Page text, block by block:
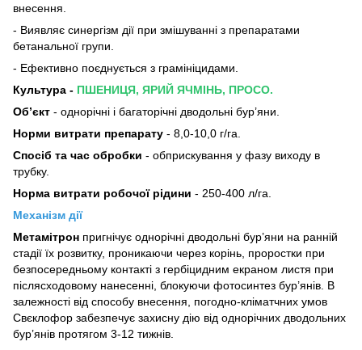
внесення.
- Виявляє синергізм дії при змішуванні з препаратами
бетанальної групи.
- Ефективно поєднується з грамініцидами.
Культура - ПШЕНИЦЯ, ЯРИЙ ЯЧМІНЬ, ПРОСО.
Об’єкт - однорічні і багаторічні дводольні бур’яни.
Норми витрати препарату - 8,0-10,0 г/га.
Спосіб та час обробки - обприскування у фазу виходу в
трубку.
Норма витрати робочої рідини - 250-400 л/га.
Механізм дії
Метамітрон пригнічує однорічні дводольні бур’яни на ранній
стадії їх розвитку, проникаючи через корінь, проростки при
безпосередньому контакті з гербіцидним екраном листя при
післясходовому нанесенні, блокуючи фотосинтез бур’янів. В
залежності від способу внесення, погодно-кліматчних умов
Свєклофор забезпечує захисну дію від однорічних дводольних
бур’янів протягом 3-12 тижнів.